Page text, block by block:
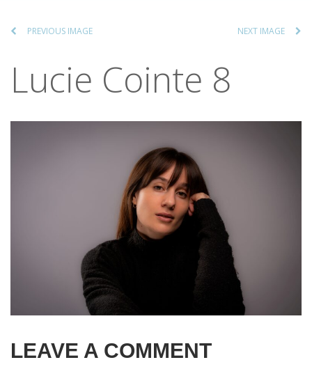
PREVIOUS IMAGE NEXT IMAGE
Lucie Cointe 8
LEAVE A COMMENT